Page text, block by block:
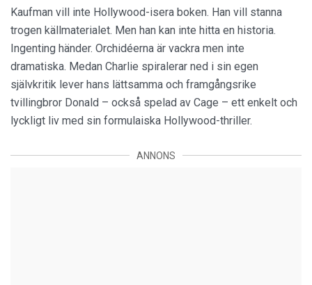
Kaufman vill inte Hollywood-isera boken. Han vill stanna
trogen källmaterialet. Men han kan inte hitta en historia.
Ingenting händer. Orchidéerna är vackra men inte
dramatiska. Medan Charlie spiralerar ned i sin egen
självkritik lever hans lättsamma och framgångsrike
tvillingbror Donald – också spelad av Cage – ett enkelt och
lyckligt liv med sin formulaiska Hollywood-thriller.
ANNONS